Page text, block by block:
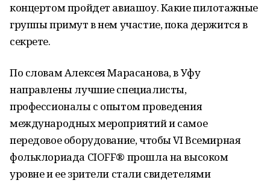
концертом пройдет авиашоу. Какие пилотажные
группы примут в нем участие, пока держится в
секрете.
По словам Алексея Марасанова, в Уфу
направлены лучшие специалисты,
профессионалы с опытом проведения
международных мероприятий и самое
передовое оборудование, чтобы VI Всемирная
фольклориада CIOFF®️ прошла на высоком
уровне и ее зрители стали свидетелями